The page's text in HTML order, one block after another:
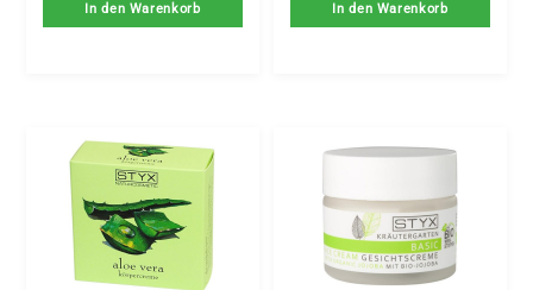
In den Warenkorb In den Warenkorb